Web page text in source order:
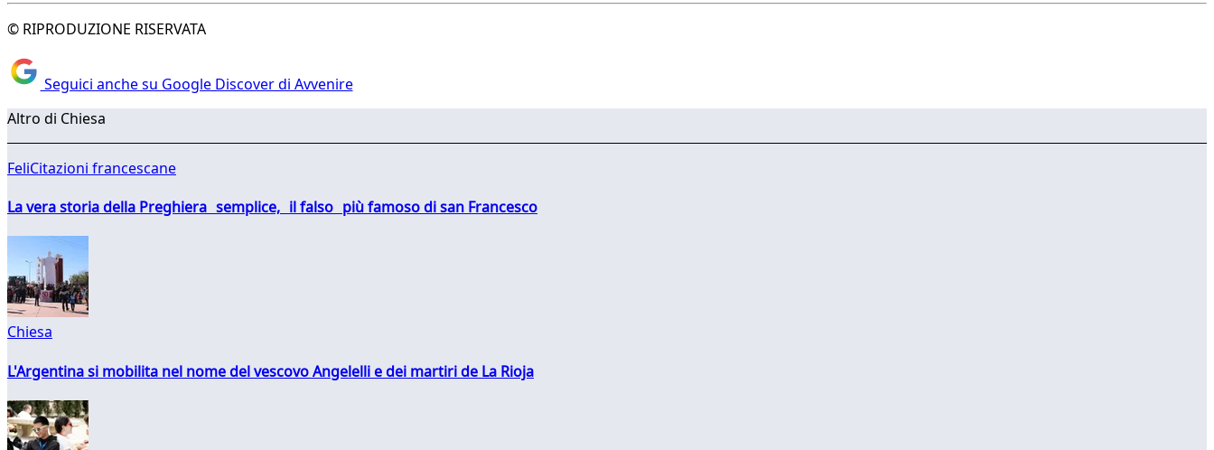
© RIPRODUZIONE RISERVATA
Seguici anche su Google Discover di Avvenire
Altro di Chiesa
FeliCitazioni francescane
La vera storia della Preghiera semplice, il falso più famoso di san Francesco
Chiesa
L'Argentina si mobilita nel nome del vescovo Angelelli e dei martiri de La Rioja